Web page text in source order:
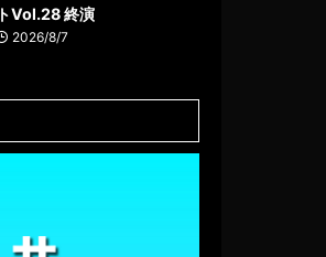
トVol.28 終演
2026/8/7